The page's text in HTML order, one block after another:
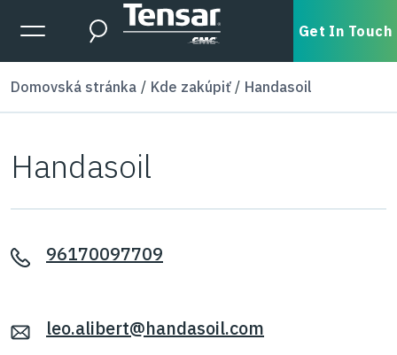
Skip to main content
Expanded Menu Toggle
Search Get In Touch
Domovská stránka Kde zakúpiť Handasoil
Handasoil
96170097709
leo.alibert@handasoil.com